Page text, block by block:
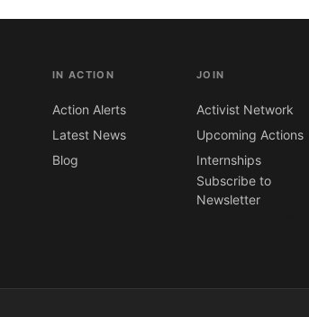
IN ACTION
Action Alerts
Latest News
Blog
JOIN
Activist Network
Upcoming Actions
Internships
Subscribe to
Newsletter